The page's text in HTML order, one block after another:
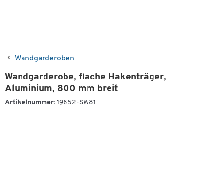
Wandgarderoben
Wandgarderobe, flache Hakenträger,
Aluminium, 800 mm breit
Artikelnummer: 19852-SW81